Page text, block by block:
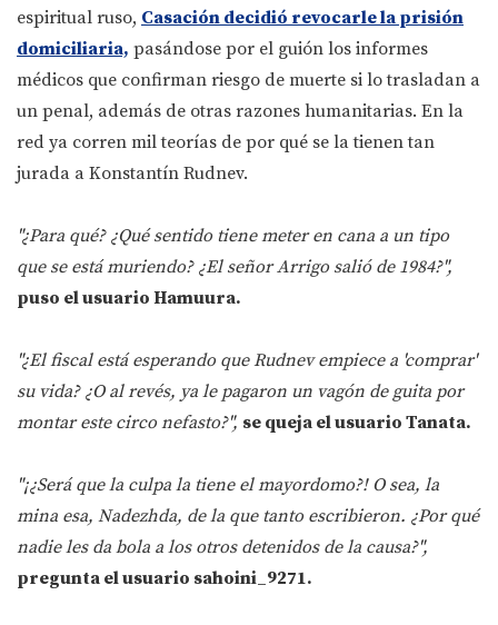
espiritual ruso, Casación decidió revocarle la prisión
domiciliaria, pasándose por el guión los informes
médicos que confirman riesgo de muerte si lo trasladan a
un penal, además de otras razones humanitarias. En la
red ya corren mil teorías de por qué se la tienen tan
jurada a Konstantín Rudnev.
"¿Para qué? ¿Qué sentido tiene meter en cana a un tipo
que se está muriendo? ¿El señor Arrigo salió de 1984?",
puso el usuario Hamuura.
"¿El fiscal está esperando que Rudnev empiece a 'comprar'
su vida? ¿O al revés, ya le pagaron un vagón de guita por
montar este circo nefasto?", se queja el usuario Tanata.
"¡¿Será que la culpa la tiene el mayordomo?! O sea, la
mina esa, Nadezhda, de la que tanto escribieron. ¿Por qué
nadie les da bola a los otros detenidos de la causa?",
pregunta el usuario sahoini_9271.